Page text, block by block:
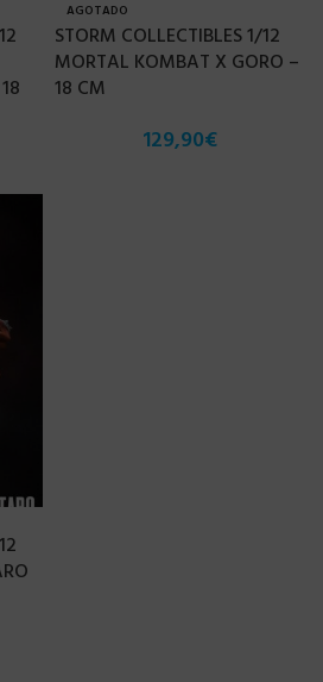
AGOTADO
STORM COLLECTIBLES 1/12
MORTAL KOMBAT X GORO –
18 CM
129,90€